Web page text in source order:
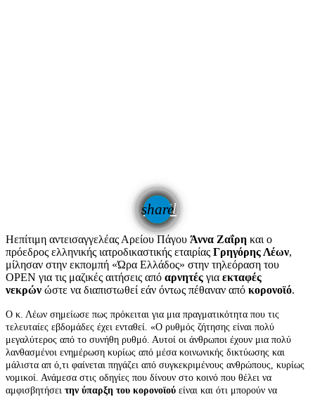
share
email
Ηεπίτιμη αντεισαγγελέας Αρείου Πάγου Άννα Ζαΐρη και ο
πρόεδρος ελληνικής ιατροδικαστικής εταιρίας Γρηγόρης Λέων,
μίλησαν στην εκπομπή «Ώρα Ελλάδος» στην τηλεόραση του
OPEN για τις μαζικές αιτήσεις από αρνητές για εκταφές
νεκρών ώστε να διαπιστωθεί εάν όντως πέθαναν από κορονοϊό.
Ο κ. Λέων σημείωσε πως πρόκειται για μια πραγματικότητα που τις
τελευταίες εβδομάδες έχει ενταθεί. «Ο ρυθμός ζήτησης είναι πολύ
μεγαλύτερος από το συνήθη ρυθμό. Αυτοί οι άνθρωποι έχουν μια πολύ
λανθασμένοι ενημέρωση κυρίως από μέσα κοινωνικής δικτύωσης και
μάλιστα απ ό,τι φαίνεται πηγάζει από συγκεκριμένους ανθρώπους, κυρίως
νομικοί. Ανάμεσα στις οδηγίες που δίνουν στο κοινό που θέλει να
αμφισβητήσει την ύπαρξη του κορονοϊού είναι και ότι μπορούν να